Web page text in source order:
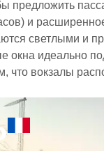
предложить
и
светлыми и
окна идеально
что вокзалы